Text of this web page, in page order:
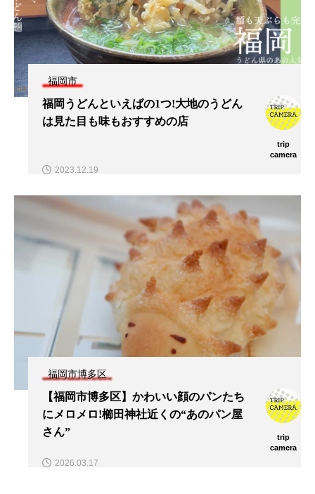
福岡市
福岡うどんといえばの1つ!大地のうどん
は見た目も味もおすすめの店
trip
camera
2023.12.19
福岡市博多区
【福岡市博多区】かわいい顔のパンたち
にメロメロ!櫛田神社近くの“あのパン屋
さん”
trip
camera
2026.03.17